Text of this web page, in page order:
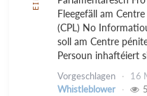
Fleegefäll am
(CPL) No
soll am Centre
Persoun inhaftéiert
Vorgeschlagen 16
Whistleblower